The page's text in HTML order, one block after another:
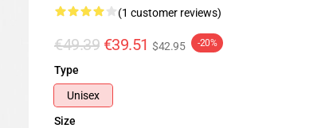
(1 customer reviews)
€49.39 €39.51 $42.95 -20%
Type
Unisex
Size